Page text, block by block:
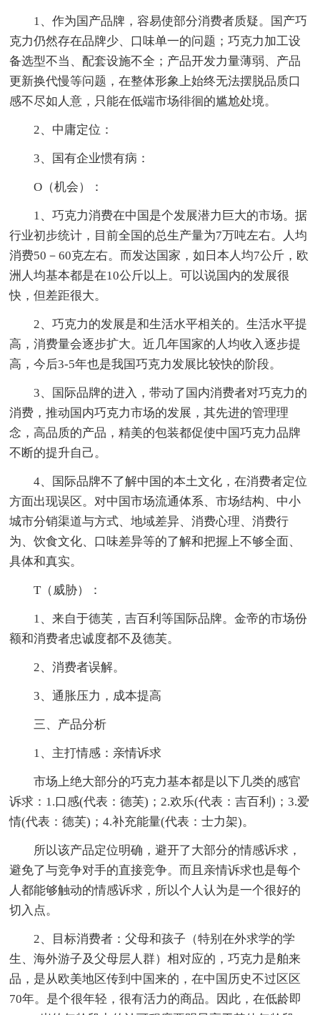
1、作为国产品牌，容易使部分消费者质疑。国产巧
克力仍然存在品牌少、口味单一的问题；巧克力加工设
备选型不当、配套设施不全；产品开发力量薄弱、产品
更新换代慢等问题，在整体形象上始终无法摆脱品质口
感不尽如人意，只能在低端市场徘徊的尴尬处境。
2、中庸定位：
3、国有企业惯有病：
O（机会）：
1、巧克力消费在中国是个发展潜力巨大的市场。据
行业初步统计，目前全国的总生产量为7万吨左右。人均
消费50－60克左右。而发达国家，如日本人均7公斤，欧
洲人均基本都是在10公斤以上。可以说国内的发展很
快，但差距很大。
2、巧克力的发展是和生活水平相关的。生活水平提
高，消费量会逐步扩大。近几年国家的人均收入逐步提
高，今后3-5年也是我国巧克力发展比较快的阶段。
3、国际品牌的进入，带动了国内消费者对巧克力的
消费，推动国内巧克力市场的发展，其先进的管理理
念，高品质的产品，精美的包装都促使中国巧克力品牌
不断的提升自己。
4、国际品牌不了解中国的本土文化，在消费者定位
方面出现误区。对中国市场流通体系、市场结构、中小
城市分销渠道与方式、地域差异、消费心理、消费行
为、饮食文化、口味差异等的了解和把握上不够全面、
具体和真实。
T（威胁）：
1、来自于德芙，吉百利等国际品牌。金帝的市场份
额和消费者忠诚度都不及德芙。
2、消费者误解。
3、通胀压力，成本提高
三、产品分析
1、主打情感：亲情诉求
市场上绝大部分的巧克力基本都是以下几类的感官
诉求：1.口感(代表：德芙)；2.欢乐(代表：吉百利)；3.爱
情(代表：德芙)；4.补充能量(代表：士力架)。
所以该产品定位明确，避开了大部分的情感诉求，
避免了与竞争对手的直接竞争。而且亲情诉求也是每个
人都能够触动的情感诉求，所以个人认为是一个很好的
切入点。
2、目标消费者：父母和孩子（特别在外求学的学
生、海外游子及父母层人群）相对应的，巧克力是舶来
品，是从欧美地区传到中国来的，在中国历史不过区区
70年。是个很年轻，很有活力的商品。因此，在低龄即